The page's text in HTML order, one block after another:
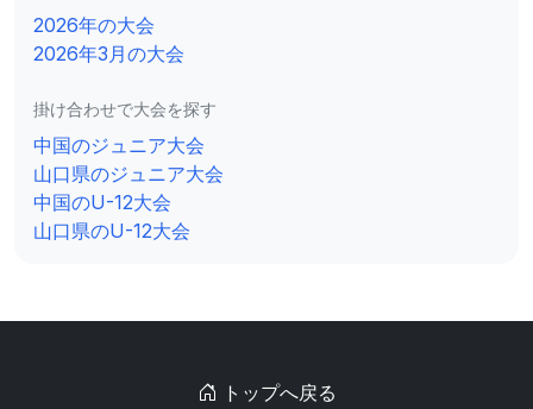
2026年の大会
2026年3月の大会
掛け合わせで大会を探す
中国のジュニア大会
山口県のジュニア大会
中国のU-12大会
山口県のU-12大会
トップへ戻る